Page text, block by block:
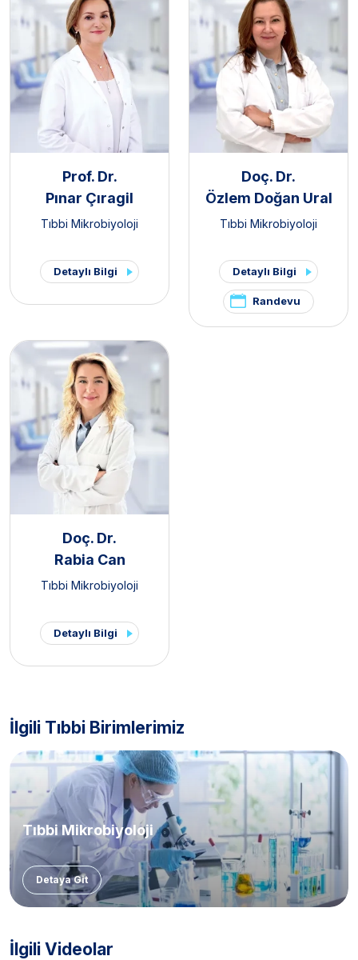
Prof. Dr.
Pınar Çıragil
Tıbbi Mikrobiyoloji
Detaylı Bilgi
Doç. Dr.
Özlem Doğan Ural
Tıbbi Mikrobiyoloji
Detaylı Bilgi
Randevu
Doç. Dr.
Rabia Can
Tıbbi Mikrobiyoloji
Detaylı Bilgi
İlgili Tıbbi Birimlerimiz
Tıbbi Mikrobiyoloji
Detaya Git
İlgili Videolar